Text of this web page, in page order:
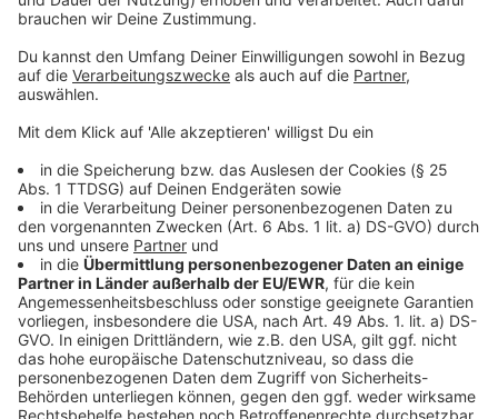
Smartphone-Nutzung für Kinder erst ab 14.
Anzeige
Jugendschutz und gesetzliche Regelungen
Anzeige
Das Jugendschutzgesetz
besonders schutzbedürftig an. Es gibt strikte Regeln,
die den Zugang zu jugendgefährdenden Produkten und
Orten beschränken. Im Internet jedoch funktioniert der
traditionelle Jugendschutz nicht ausreichend, wie das
Kompetenzzentrumjugendschutz.netberichtet.